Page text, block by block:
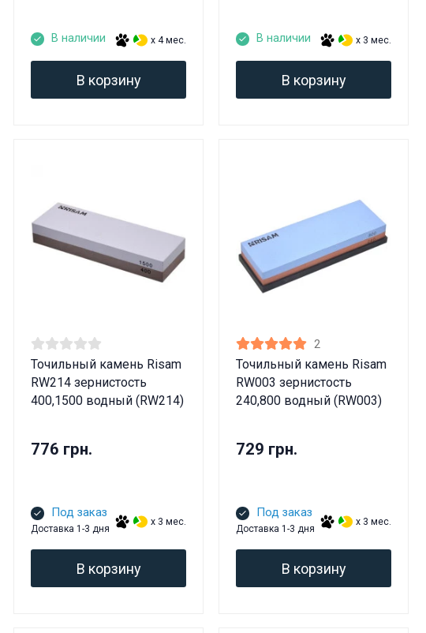
В наличии x 4 мес.
В корзину
В наличии x 3 мес.
В корзину
Точильный камень Risam
RW214 зернистость
400,1500 водный (RW214)
776 грн.
Под заказ
Доставка 1-3 дня
x 3 мес.
В корзину
2
Точильный камень Risam
RW003 зернистость
240,800 водный (RW003)
729 грн.
Под заказ
Доставка 1-3 дня
x 3 мес.
В корзину